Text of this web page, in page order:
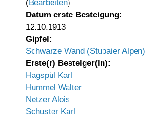
(Bearbeiten)
Datum erste Besteigung:
12.10.1913
Gipfel:
Schwarze Wand (Stubaier Alpen)
Erste(r) Besteiger(in):
Hagspül Karl
Hummel Walter
Netzer Alois
Schuster Karl